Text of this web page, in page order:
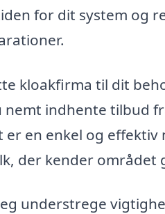
for dit system og
kloakfirma til dit
nemt indhente tilbud
er en enkel og
der kender området
understrege